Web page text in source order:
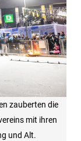
zauberten die
mit ihren
und Alt.